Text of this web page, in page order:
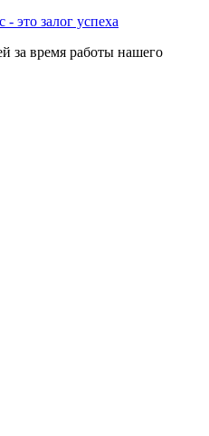
это залог успеха
за время работы нашего